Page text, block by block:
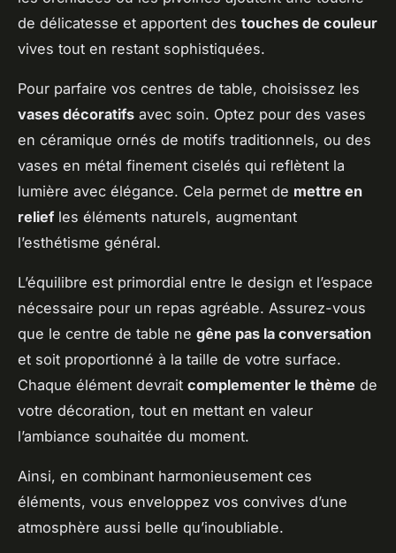
de délicatesse et apportent des touches de couleur
vives tout en restant sophistiquées.
Pour parfaire vos centres de table, choisissez les
vases décoratifs avec soin. Optez pour des vases
en céramique ornés de motifs traditionnels, ou des
vases en métal finement ciselés qui reflètent la
lumière avec élégance. Cela permet de mettre en
reliefles éléments naturels, augmentant
l’esthétisme général.
L’équilibre est primordial entre le design et l’espace
nécessaire pour un repas agréable. Assurez-vous
que le centre de table ne gêne pas la conversation
et soit proportionné à la taille de votre surface.
Chaque élément devrait complementer le thème de
votre décoration, tout en mettant en valeur
l’ambiance souhaitée du moment.
Ainsi, en combinant harmonieusement ces
éléments, vous enveloppez vos convives d’une
atmosphère aussi belle qu’inoubliable.